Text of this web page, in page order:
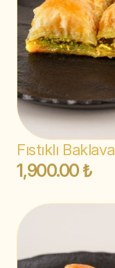
Fıstıklı Baklava
1,900.00 ₺